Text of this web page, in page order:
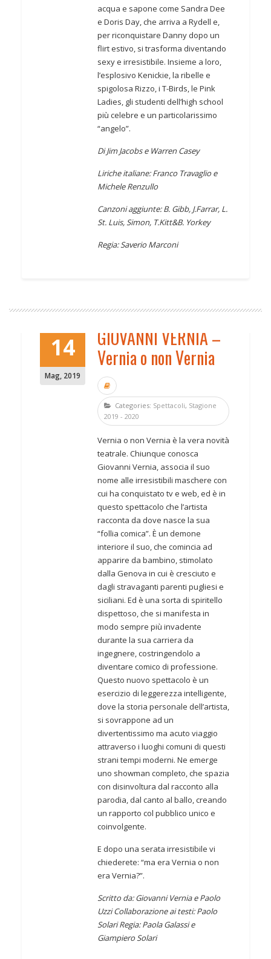
acqua e sapone come Sandra Dee
e Doris Day, che arriva a Rydell e,
per riconquistare Danny dopo un
flirt estivo, si trasforma diventando
sexy e irresistibile. Insieme a loro,
l’esplosivo Kenickie, la ribelle e
spigolosa Rizzo, i T-Birds, le Pink
Ladies, gli studenti dell’high school
più celebre e un particolarissimo
“angelo”.
Di Jim Jacobs e Warren Casey
Liriche italiane: Franco Travaglio e
Michele Renzullo
Canzoni aggiunte: B. Gibb, J.Farrar, L.
St. Luis, Simon, T.Kitt&B. Yorkey
Regia: Saverio Marconi
14
Mag, 2019
GIOVANNI VERNIA –
Vernia o non Vernia
Categories: Spettacoli, Stagione
2019 - 2020
Vernia o non Vernia è la vera novità
teatrale. Chiunque conosca
Giovanni Vernia, associa il suo
nome alle irresistibili maschere con
cui ha conquistato tv e web, ed è in
questo spettacolo che l’artista
racconta da dove nasce la sua
“follia comica”. È un demone
interiore il suo, che comincia ad
apparire da bambino, stimolato
dalla Genova in cui è cresciuto e
dagli stravaganti parenti pugliesi e
siciliani. Ed è una sorta di spiritello
dispettoso, che si manifesta in
modo sempre più invadente
durante la sua carriera da
ingegnere, costringendolo a
diventare comico di professione.
Questo nuovo spettacolo è un
esercizio di leggerezza intelligente,
dove la storia personale dell’artista,
si sovrappone ad un
divertentissimo ma acuto viaggio
attraverso i luoghi comuni di questi
strani tempi moderni. Ne emerge
uno showman completo, che spazia
con disinvoltura dal racconto alla
parodia, dal canto al ballo, creando
un rapporto col pubblico unico e
coinvolgente.
E dopo una serata irresistibile vi
chiederete: “ma era Vernia o non
era Vernia?”.
Scritto da: Giovanni Vernia e Paolo
Uzzi Collaborazione ai testi: Paolo
Solari Regia: Paola Galassi e
Giampiero Solari